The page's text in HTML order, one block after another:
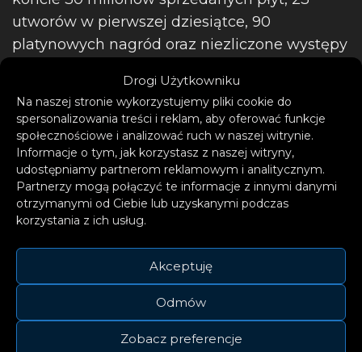
Drogi Użytkowniku
Na naszej stronie wykorzystujemy pliki cookie do
spersonalizowania treści i reklam, aby oferować funkcje
społecznościowe i analizować ruch w naszej witrynie.
Informacje o tym, jak korzystasz z naszej witryny,
udostępniamy partnerom reklamowym i analitycznym.
Partnerzy mogą połączyć te informacje z innymi danymi
otrzymanymi od Ciebie lub uzyskanymi podczas
korzystania z ich usług.
Akceptuję
Odmów
Zobacz preferencje
utworów w pierwszej dziesiątce, 90
platynowych nagród oraz niezliczone występy